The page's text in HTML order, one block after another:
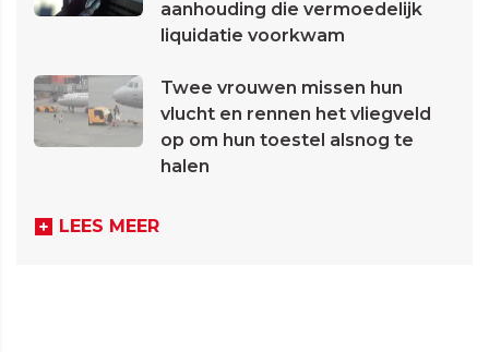
aanhouding die vermoedelijk
liquidatie voorkwam
Twee vrouwen missen hun
vlucht en rennen het vliegveld
op om hun toestel alsnog te
halen
LEES MEER